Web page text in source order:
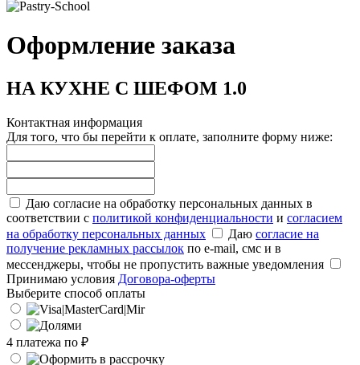
Оформление заказа
НА КУХНЕ С ШЕФОМ 1.0
Контактная информация
Для того, что бы перейти к оплате, заполните форму ниже:
Даю согласие на обработку персональных данных в
соответствии с политикой конфиденциальности и согласием
на обработку персональных данных
Даю согласие на
получение рекламных рассылок по e-mail, смс и в
мессенджеры, чтобы не пропустить важные уведомления
Принимаю условия Договора-оферты
Выберите способ оплаты
4 платежа по ₽